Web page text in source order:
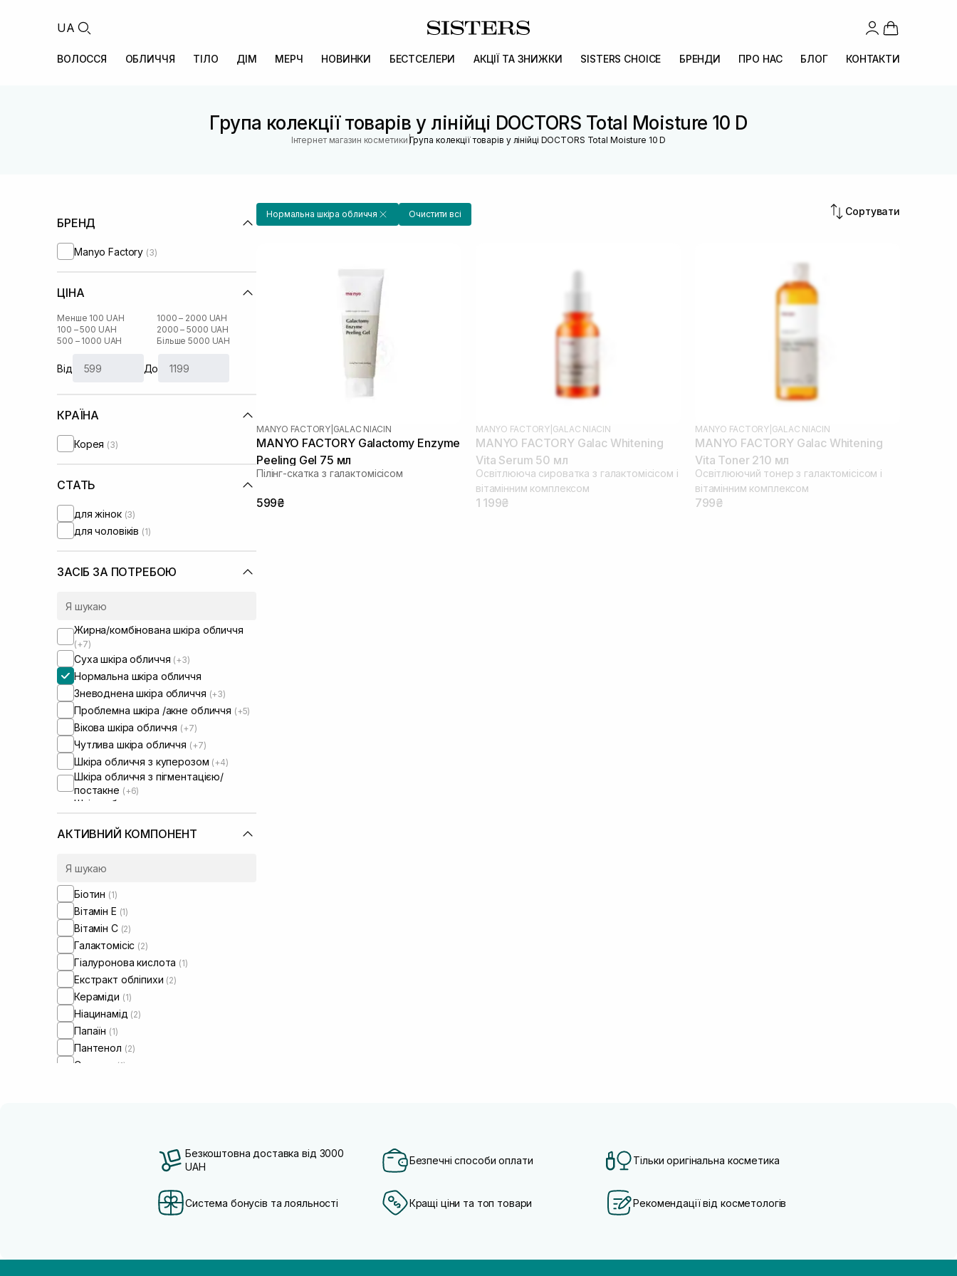
UA
ВОЛОССЯ ОБЛИЧЧЯ ТІЛО ДІМ МЕРЧ НОВИНКИ БЕСТСЕЛЕРИ АКЦІЇ ТА ЗНИЖКИ SISTERS CHOICE БРЕНДИ ПРО НАС БЛОГ КОНТАКТИ
Група колекції товарів у лінійці DOCTORS Total Moisture 10 D
Інтернет магазин косметики |Група колекції товарів у лінійці DOCTORS Total Moisture 10 D
БРЕНД
Manyo Factory (3)
ЦІНА
Менше 100 UAH
100 – 500 UAH
500 – 1000 UAH
1000 – 2000 UAH
2000 – 5000 UAH
Більше 5000 UAH
Від До
КРАЇНА
Корея (3)
СТАТЬ
для жінок (3)
для чоловіків (1)
ЗАСІБ ЗА ПОТРЕБОЮ
Жирна/комбінована шкіра обличчя
(+7)
Суха шкіра обличчя (+3)
Нормальна шкіра обличчя
Зневоднена шкіра обличчя (+3)
Проблемна шкіра /акне обличчя (+5)
Вікова шкіра обличчя (+7)
Чутлива шкіра обличчя (+7)
Шкіра обличчя з куперозом (+4)
Шкіра обличчя з пігментацією/
постакне (+6)
Шкіра обличчя з розширеними
порами
Шкіра обличчя з порушеним
мікробіомом
АКТИВНИЙ КОМПОНЕНТ
Біотин (1)
Вітамін Е (1)
Вітамін C (2)
Галактомісіс (2)
Гіалуронова кислота (1)
Екстракт обліпихи (2)
Кераміди (1)
Ніацинамід (2)
Папаїн (1)
Пантенол (2)
Сквалан (1)
Нормальна шкіра обличчя Очистити всі Сортувати
MANYO FACTORY| GALAC NIACIN
MANYO FACTORY Galactomy Enzyme
Peeling Gel 75 мл
Пілінг-скатка з галактомісісом
599₴
MANYO FACTORY| GALAC NIACIN
MANYO FACTORY Galac Whitening
Vita Serum 50 мл
Освітлююча сироватка з галактомісісом і
вітамінним комплексом
1 199₴
MANYO FACTORY| GALAC NIACIN
MANYO FACTORY Galac Whitening
Vita Toner 210 мл
Освітлюючий тонер з галактомісісом і
вітамінним комплексом
799₴
Безкоштовна доставка від 3000
UAH
Безпечні способи оплати Тільки оригінальна косметика
Система бонусів та лояльності Кращі ціни та топ товари Рекомендації від косметологів